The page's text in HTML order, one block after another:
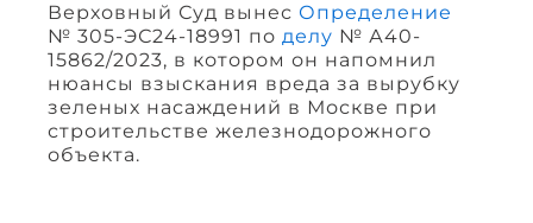
Верховный Суд вынес Определение
№ 305-ЭС24-18991 по делу № А40-
15862/2023, в котором он напомнил
нюансы взыскания вреда за вырубку
зеленых насаждений в Москве при
строительстве железнодорожного
объекта.